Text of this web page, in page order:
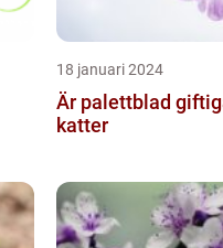
18 januari 2024
Är palettblad
katter